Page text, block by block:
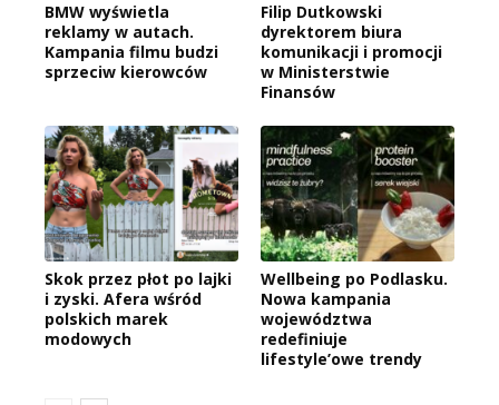
BMW wyświetla
reklamy w autach.
Kampania filmu budzi
sprzeciw kierowców
Filip Dutkowski
dyrektorem biura
komunikacji i promocji
w Ministerstwie
Finansów
Skok przez płot po lajki
i zyski. Afera wśród
polskich marek
modowych
Wellbeing po Podlasku.
Nowa kampania
województwa
redefiniuje
lifestyle’owe trendy